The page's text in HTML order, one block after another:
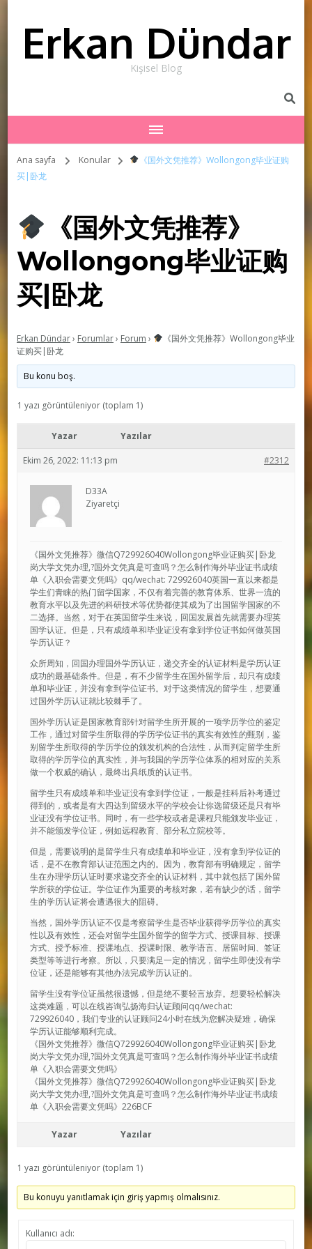
Erkan Dündar
Kişisel Blog
Ana sayfa Konular
《国外文凭推荐》Wollongong毕业证购
买|卧龙
《国外文凭推荐》
Wollongong毕业证购
买|卧龙
Erkan Dündar› Forumlar› Forum ›
《国外文凭推荐》Wollongong毕业
证购买|卧龙
Bu konu boş.
1 yazı görüntüleniyor (toplam 1)
Yazar Yazılar
Ekim 26, 2022: 11:13 pm #2312
D33A
Ziyaretçi
《国外文凭推荐》微信Q729926040Wollongong毕业证购买|卧龙
岗大学文凭办理,?国外文凭真是可查吗？怎么制作海外毕业证书成绩
单《入职会需要文凭吗》qq/wechat: 729926040英国一直以来都是
学生们青睐的热门留学国家，不仅有着完善的教育体系、世界一流的
教育水平以及先进的科研技术等优势都使其成为了出国留学国家的不
二选择。当然，对于在英国留学生来说，回国发展首先就需要办理英
国学认证。但是，只有成绩单和毕业证没有拿到学位证书如何做英国
学历认证？
众所周知，回国办理国外学历认证，递交齐全的认证材料是学历认证
成功的最基础条件。但是，有不少留学生在国外留学后，却只有成绩
单和毕业证，并没有拿到学位证书。对于这类情况的留学生，想要通
过国外学历认证就比较棘手了。
国外学历认证是国家教育部针对留学生所开展的一项学历学位的鉴定
工作，通过对留学生所取得的学历学位证书的真实有效性的甄别，鉴
别留学生所取得的学历学位的颁发机构的合法性，从而判定留学生所
取得的学历学位的真实性，并与我国的学历学位体系的相对应的关系
做一个权威的确认，最终出具纸质的认证书。
留学生只有成绩单和毕业证没有拿到学位证，一般是挂科后补考通过
得到的，或者是有大四达到留级水平的学校会让你选留级还是只有毕
业证没有学位证书。同时，有一些学校或者是课程只能颁发毕业证，
并不能颁发学位证，例如远程教育、部分私立院校等。
但是，需要说明的是留学生只有成绩单和毕业证，没有拿到学位证的
话，是不在教育部认证范围之内的。因为，教育部有明确规定，留学
生在办理学历认证时要求递交齐全的认证材料，其中就包括了国外留
学所获的学位证。学位证作为重要的考核对象，若有缺少的话，留学
生的学历认证将会遭遇很大的阻碍。
当然，国外学历认证不仅是考察留学生是否毕业获得学历学位的真实
性以及有效性，还会对留学生国外留学的留学方式、授课目标、授课
方式、授予标准、授课地点、授课时限、教学语言、居留时间、签证
类型等等进行考察。所以，只要满足一定的情况，留学生即使没有学
位证，还是能够有其他办法完成学历认证的。
留学生没有学位证虽然很遗憾，但是绝不要轻言放弃。想要轻松解决
这类难题，可以在线咨询弘扬海归认证顾问qq/wechat:
729926040，我们专业的认证顾问24小时在线为您解决疑难，确保
学历认证能够顺利完成。
《国外文凭推荐》微信Q729926040Wollongong毕业证购买|卧龙
岗大学文凭办理,?国外文凭真是可查吗？怎么制作海外毕业证书成绩
单《入职会需要文凭吗》
《国外文凭推荐》微信Q729926040Wollongong毕业证购买|卧龙
岗大学文凭办理,?国外文凭真是可查吗？怎么制作海外毕业证书成绩
单《入职会需要文凭吗》226BCF
Yazar Yazılar
1 yazı görüntüleniyor (toplam 1)
Bu konuyu yanıtlamak için giriş yapmış olmalısınız.
Kullanıcı adı: